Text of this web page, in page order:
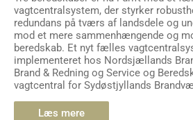
vagtcentralsystem, der styrker
redundans på tværs af landsdele og
mod et mere sammenhængende og
beredskab. Et nyt fælles
implementeret hos Nordsjællands
Brand & Redning og Service og
vagtcentral for Sydøstjyllands
Læs mere